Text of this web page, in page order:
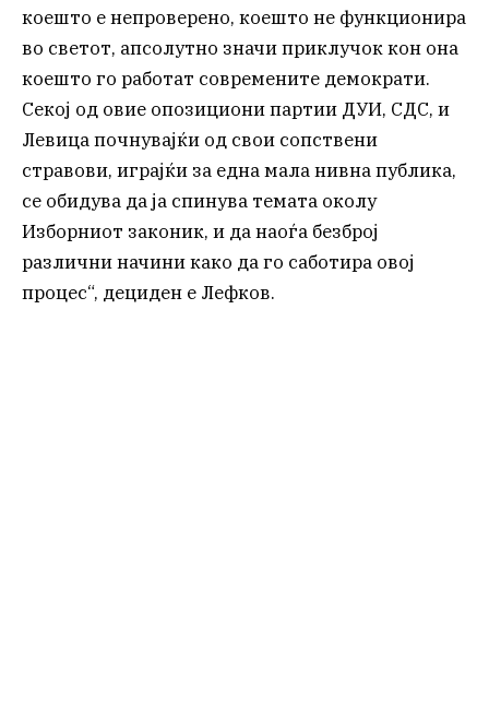
коешто е непроверено, коешто не функционира
во светот, апсолутно значи приклучок кон она
коешто го работат современите демократи.
Секој од овие опозициони партии ДУИ, СДС, и
Левица почнувајќи од свои сопствени
стравови, играјќи за една мала нивна публика,
се обидува да ја спинува темата околу
Изборниот законик, и да наоѓа безброј
различни начини како да го саботира овој
процес“, дециден е Лефков.